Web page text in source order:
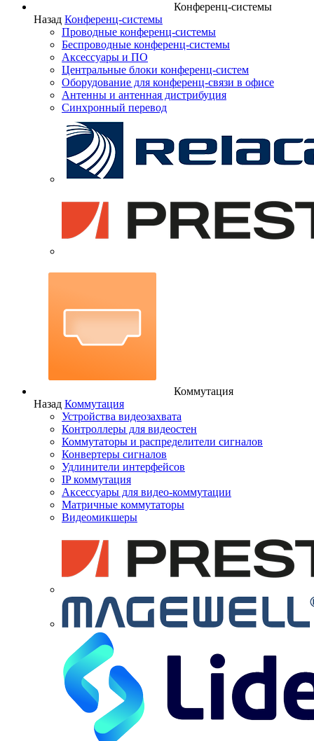
Конференц-системы
Назад Конференц-системы
Проводные конференц-системы
Беспроводные конференц-системы
Аксессуары и ПО
Центральные блоки конференц-систем
Оборудование для конференц-связи в офисе
Антенны и антенная дистрибуция
Синхронный перевод
Коммутация
Назад Коммутация
Устройства видеозахвата
Контроллеры для видеостен
Коммутаторы и распределители сигналов
Конвертеры сигналов
Удлинители интерфейсов
IP коммутация
Аксессуары для видео-коммутации
Матричные коммутаторы
Видеомикшеры